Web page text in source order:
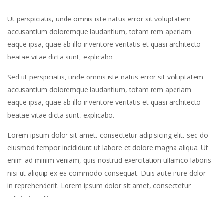
Ut perspiciatis, unde omnis iste natus error sit voluptatem
accusantium doloremque laudantium, totam rem aperiam
eaque ipsa, quae ab illo inventore veritatis et quasi architecto
beatae vitae dicta sunt, explicabo.
Sed ut perspiciatis, unde omnis iste natus error sit voluptatem
accusantium doloremque laudantium, totam rem aperiam
eaque ipsa, quae ab illo inventore veritatis et quasi architecto
beatae vitae dicta sunt, explicabo.
Lorem ipsum dolor sit amet, consectetur adipisicing elit, sed do
eiusmod tempor incididunt ut labore et dolore magna aliqua. Ut
enim ad minim veniam, quis nostrud exercitation ullamco laboris
nisi ut aliquip ex ea commodo consequat. Duis aute irure dolor
in reprehenderit. Lorem ipsum dolor sit amet, consectetur